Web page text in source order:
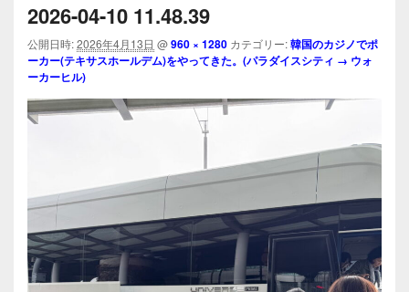
ビ
ゲ
シ
2026-04-10 11.48.39
公開日時:2026年4月13日 @960 × 1280 カテゴリー:韓国のカジノでポ
ーカー(テキサスホールデム)をやってきた。(パラダイスシティ → ウォ
ーカーヒル)